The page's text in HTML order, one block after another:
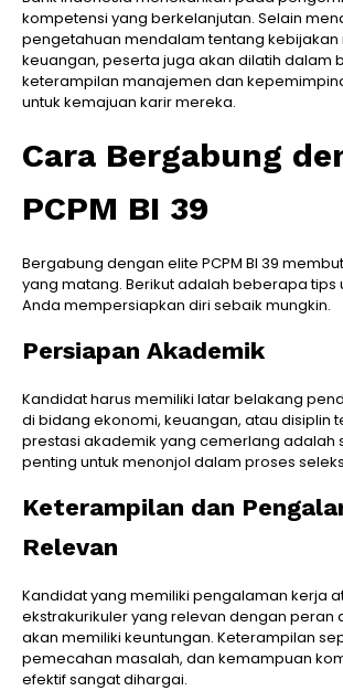
kompetensi yang berkelanjutan. Selain
pengetahuan mendalam tentang kebijakan
keuangan, peserta juga akan dilatih dalam
keterampilan manajemen dan
untuk kemajuan karir mereka.
Cara Bergabung
PCPM BI 39
Bergabung dengan elite PCPM BI 39
yang matang. Berikut adalah beberapa tips
Anda mempersiapkan diri sebaik mungkin.
Persiapan Akademik
Kandidat harus memiliki latar belakang
di bidang ekonomi, keuangan, atau disiplin
prestasi akademik yang cemerlang adalah
penting untuk menonjol dalam proses
Keterampilan dan
Relevan
Kandidat yang memiliki pengalaman kerja
ekstrakurikuler yang relevan dengan peran
akan memiliki keuntungan. Keterampilan
pemecahan masalah, dan kemampuan
efektif sangat dihargai.